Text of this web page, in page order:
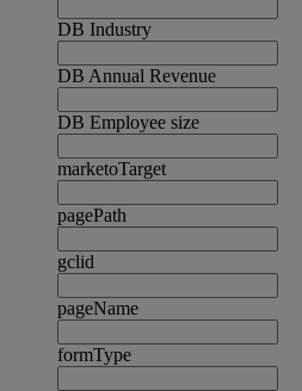
DB Industry
DB Annual Revenue
DB Employee size
marketoTarget
pagePath
gclid
pageName
formType